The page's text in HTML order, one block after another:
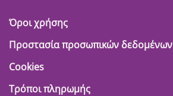
Όροι χρήσης
Προστασία προσωπικών δεδομένων
Cookies
Τρόποι πληρωμής